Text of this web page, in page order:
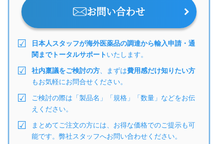
お問い合わせ
日本人スタッフが海外医薬品の調達から輸入申請・通
関までトータルサポートいたします。
社内稟議をご検討の方 、まずは費用感だけ知りたい方
もお気軽にお問合せください。
ご検討の際は「製品名」「規格」「数量」などをお伝
えください。
まとめてご注文の方には、お得な価格でのご提示も可
能です。弊社スタッフへお問い合わせください。